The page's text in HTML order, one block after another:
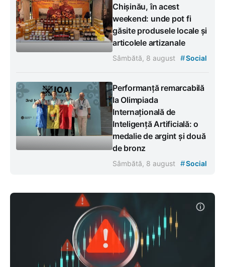
Chișinău, în acest
weekend: unde pot fi
găsite produsele locale și
articolele artizanale
Sâmbătă, 8 august #Social
Performanță remarcabilă
la Olimpiada
Internațională de
Inteligență Artificială: o
medalie de argint și două
de bronz
Sâmbătă, 8 august #Social